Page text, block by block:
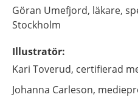
Göran Umefjord, läkare,
Stockholm
Illustratör:
Kari Toverud, certifierad
Johanna Carleson,